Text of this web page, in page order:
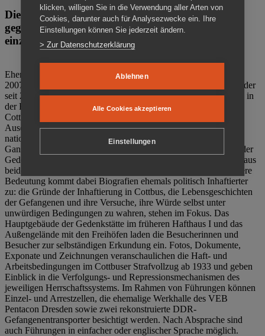
Die Gedenkstätte Zuchthaus Cottbus ist ein Ort
gegen das Vergessen. Anschaulich, nah und
einzigartig.
Ehemalige politische Häftlinge der DDR gründeten im Oktober
2007 den Verein Menschenrechtszentrum Cottbus e. V. (MRZ), der
seit 2011 Eigentümer des ehemaligen Gefängnisses (1860-2002) in
der Bautzener Straße und Träger der Gedenkstätte Zuchthaus
Cottbus ist. Im Zentrum der Arbeit der Gedenkstätte steht die
Auseinandersetzung mit politischem Unrecht während der
nationalsozialistischen Terrorherrschaft und der SED-Diktatur.
Ganzjährig zeigen mehrere Dauer- und Sonderausstellungen in der
Gedenkstätte Zuchthaus Cottbus Beispiele politischen Unrechts aus
beiden deutschen Diktaturen des 20. Jahrhunderts. Eine besondere
Bedeutung kommt dabei Biografien ehemals politisch Inhaftierter
zu: die Gründe der Inhaftierung in Cottbus, die Lebensgeschichten
der Gefangenen und ihre Versuche, ihre Würde selbst unter
unwürdigen Bedingungen zu wahren, stehen im Fokus. Das
Hauptgebäude der Gedenkstätte im früheren Hafthaus I und das
Außengelände mit den Freihöfen laden die Besucherinnen und
Besucher zur selbständigen Erkundung ein. Fotos, Dokumente,
Exponate und Zeichnungen veranschaulichen die Haft- und
Arbeitsbedingungen im Cottbuser Strafvollzug ab 1933 und geben
Einblick in die Verfolgungs- und Repressionsmechanismen des
jeweiligen Herrschaftssystems. Im Rahmen von Führungen können
Einzel- und Arrestzellen, die ehemalige Werkhalle des VEB
Pentacon Dresden sowie zwei rekonstruierte DDR-
Gefangenentransporter besichtigt werden. Nach Absprache sind
auch Führungen in einfacher oder englischer Sprache möglich.
klicken, willigen Sie in die Verwendung aller Arten von
Cookies, darunter auch für Analysezwecke ein. Ihre
Einstellungen können Sie jederzeit ändern.
> Zur Datenschutzerklärung
Ablehnen
Alle Cookies akzeptieren
Einstellungen